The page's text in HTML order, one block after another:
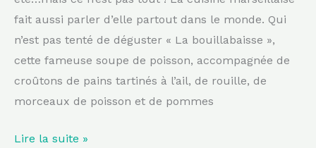
fait aussi parler d’elle partout dans le monde. Qui
n’est pas tenté de déguster « La bouillabaisse »,
cette fameuse soupe de poisson, accompagnée de
croûtons de pains tartinés à l’ail, de rouille, de
morceaux de poisson et de pommes
Lire la suite »